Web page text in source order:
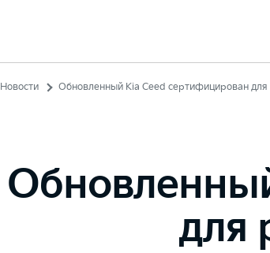
Новости Обновленный Kia Ceed сертифицирован для
для